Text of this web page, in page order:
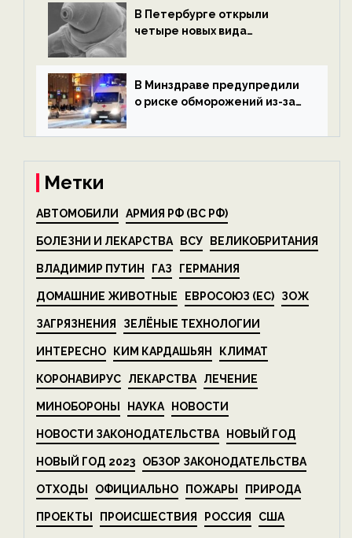
В Петербурге открыли
четыре новых вида
экологии на ECOportal
В Минздраве предупредили
о риске обморожений из-за
на ECOportal
Метки
АВТОМОБИЛИ АРМИЯ РФ (ВС РФ)
БОЛЕЗНИ И ЛЕКАРСТВА ВСУ ВЕЛИКОБРИТАНИЯ
ВЛАДИМИР ПУТИН ГАЗ ГЕРМАНИЯ
ДОМАШНИЕ ЖИВОТНЫЕ ЕВРОСОЮЗ (ЕС) ЗОЖ
ЗАГРЯЗНЕНИЯ ЗЕЛЁНЫЕ ТЕХНОЛОГИИ
ИНТЕРЕСНО КИМ КАРДАШЬЯН КЛИМАТ
КОРОНАВИРУС ЛЕКАРСТВА ЛЕЧЕНИЕ
МИНОБОРОНЫ НАУКА НОВОСТИ
НОВОСТИ ЗАКОНОДАТЕЛЬСТВА НОВЫЙ ГОД
НОВЫЙ ГОД 2023 ОБЗОР ЗАКОНОДАТЕЛЬСТВА
ОТХОДЫ ОФИЦИАЛЬНО ПОЖАРЫ ПРИРОДА
ПРОЕКТЫ ПРОИСШЕСТВИЯ РОССИЯ США